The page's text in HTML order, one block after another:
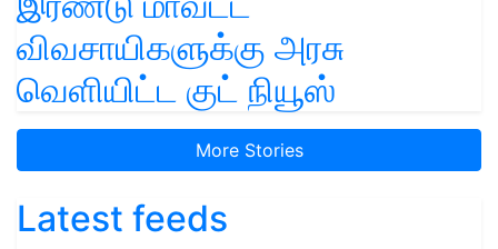
விவசாயிகளுக்கு அரசு
வெளியிட்ட குட் நியூஸ்
More Stories
Latest feeds